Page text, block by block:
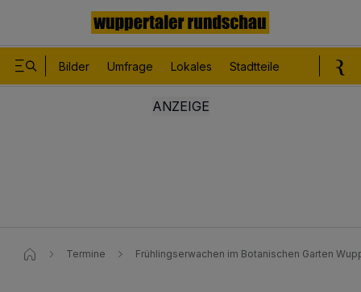
Bilder Umfrage Lokales Stadtteile
Termine Frühlingserwachen im Botanischen Garten